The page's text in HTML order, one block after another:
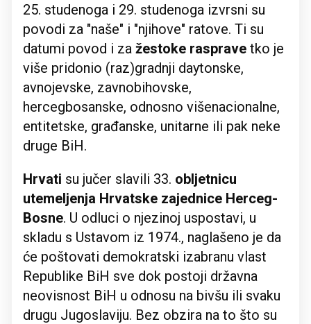
25. studenoga i 29. studenoga izvrsni su
povodi za "naše" i "njihove" ratove. Ti su
datumi povod i za žestoke rasprave tko je
više pridonio (raz)gradnji daytonske,
avnojevske, zavnobihovske,
hercegbosanske, odnosno višenacionalne,
entitetske, građanske, unitarne ili pak neke
druge BiH.
Hrvati su jučer slavili 33. obljetnicu
utemeljenja Hrvatske zajednice Herceg-
Bosne. U odluci o njezinoj uspostavi, u
skladu s Ustavom iz 1974., naglašeno je da
će poštovati demokratski izabranu vlast
Republike BiH sve dok postoji državna
neovisnost BiH u odnosu na bivšu ili svaku
drugu Jugoslaviju. Bez obzira na to što su